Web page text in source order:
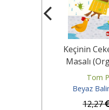
Keçinin
Masalı
Tom
Beyaz
12,27